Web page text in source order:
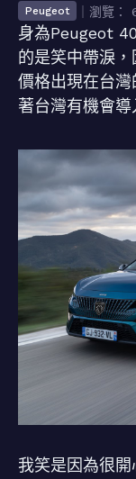
Peugeot ｜瀏覽：
身為Peugeot
的是笑中帶淚
價格出現在台
著台灣有機會導
我笑是因為很